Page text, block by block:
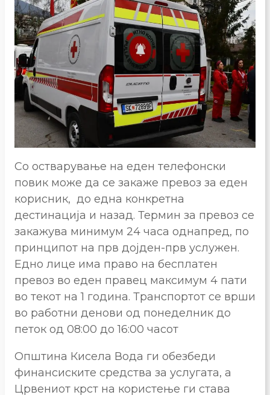
Со остварување на еден телефонски
повик може да се закаже превоз за еден
корисник, до една конкретна
дестинација и назад. Термин за превоз се
закажува минимум 24 часа однапред, по
принципот на прв дојден-прв услужен.
Едно лице има право на бесплатен
превоз во еден правец максимум 4 пати
во текот на 1 година. Транспортот се врши
во работни денови од понеделник до
петок од 08:00 до 16:00 часот
Општина Кисела Вода ги обезбеди
финансиските средства за услугата, а
Црвениот крст на користење ги става